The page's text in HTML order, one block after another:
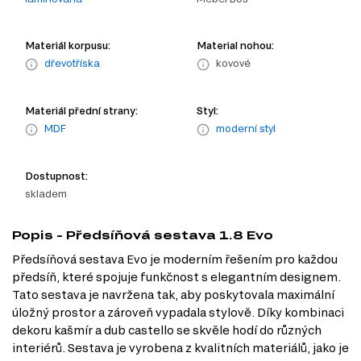
Materiál korpusu:
dřevotříska
Material nohou:
kovové
Materiál přední strany:
MDF
Styl:
moderní styl
Dostupnost:
skladem
Popis - Předsíňová sestava 1.8 Evo
Předsíňová sestava Evo je moderním řešením pro každou
předsíň, které spojuje funkčnost s elegantním designem.
Tato sestava je navržena tak, aby poskytovala maximální
úložný prostor a zároveň vypadala stylově. Díky kombinaci
dekoru kašmír a dub castello se skvěle hodí do různých
interiérů. Sestava je vyrobena z kvalitních materiálů, jako je